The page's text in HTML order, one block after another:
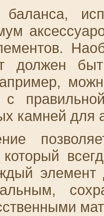
должен
с
камней для